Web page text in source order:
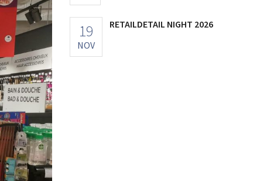
19
NOV
RETAILDETAIL NIGHT 2026